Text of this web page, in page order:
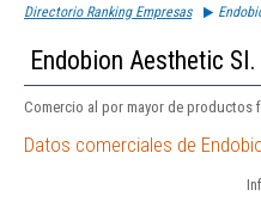
Directorio Ranking Empresas
Endobion Aesthetic Sl.
Comercio al por mayor de productos
Datos comerciales de